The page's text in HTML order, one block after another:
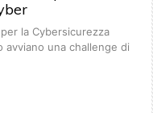
la Cybersicurezza
avviano una challenge di